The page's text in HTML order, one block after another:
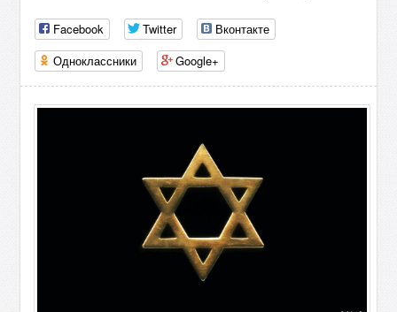
Facebook Twitter
Вконтакте
Одноклассники
Google+